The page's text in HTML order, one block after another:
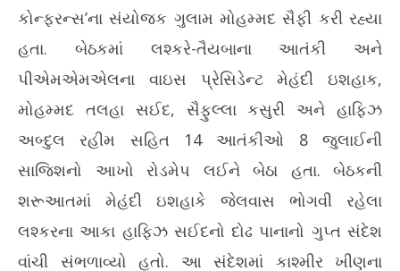
કોન્ફરન્સ’ના સંયોજક ગુલામ મોહમ્મદ સૈફી કરી રહ્યા
હતા. બેઠકમાં લશ્કરે-તૈયબાના આતંકી અને
પીએમએમએલના વાઇસ પ્રેસિડેન્ટ મેહંદી ઇશહાક,
મોહમ્મદ તલહા સઈદ, સૈફુલ્લા કસુરી અને હાફિઝ
અબ્દુલ રહીમ સહિત 14 આતંકીઓ 8 જુલાઈની
સાજિશનો આખો રોડમેપ લઈને બેઠા હતા. બેઠકની
શરૂઆતમાં મેહંદી ઇશહાકે જેલવાસ ભોગવી રહેલા
લશ્કરના આકા હાફિઝ સઈદનો દોઢ પાનાનો ગુપ્ત સંદેશ
વાંચી સંભળાવ્યો હતો. આ સંદેશમાં કાશ્મીર ખીણના